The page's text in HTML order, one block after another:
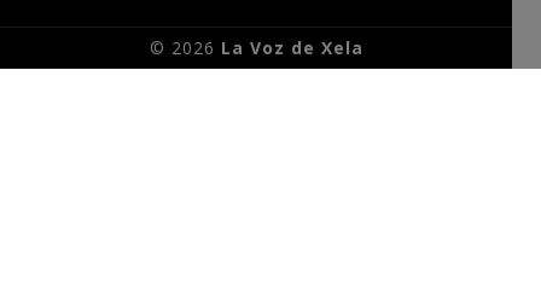
© 2026 La Voz de Xela